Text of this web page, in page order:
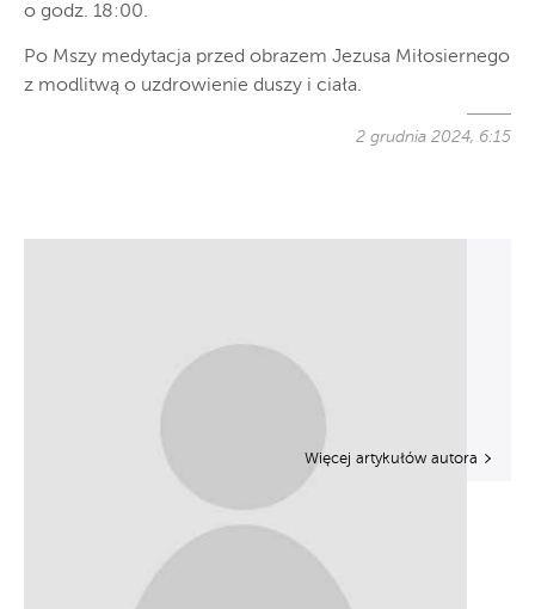
o godz. 18:00.
Po Mszy medytacja przed obrazem Jezusa Miłosiernego
z modlitwą o uzdrowienie duszy i ciała.
2 grudnia 2024, 6:15
Więcej artykułów autora